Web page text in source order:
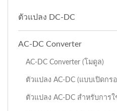
ตัวแปลง DC-DC
AC-DC Converter
AC-DC Converter (โมดูล)
ตัวแปลง AC-DC (แบบเปิดกร
ตัวแปลง AC-DC สำหรับการ